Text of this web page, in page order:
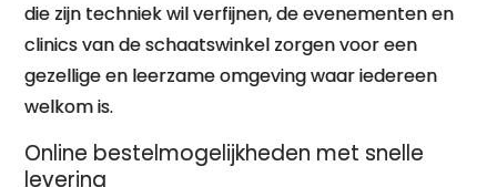
die zijn techniek wil verfijnen, de evenementen en
clinics van de schaatswinkel zorgen voor een
gezellige en leerzame omgeving waar iedereen
welkom is.
Online bestelmogelijkheden met snelle
levering